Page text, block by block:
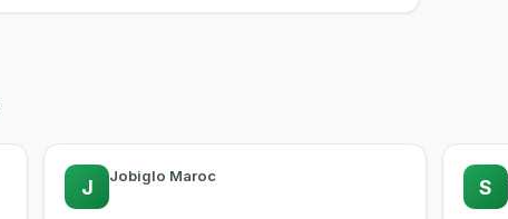
J Jobiglo Maroc S